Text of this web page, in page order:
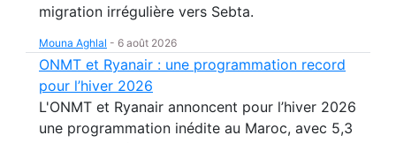
migration irrégulière vers Sebta.
Mouna Aghlal - 6 août 2026
ONMT et Ryanair : une programmation record
pour l’hiver 2026
L'ONMT et Ryanair annoncent pour l’hiver 2026
une programmation inédite au Maroc, avec 5,3